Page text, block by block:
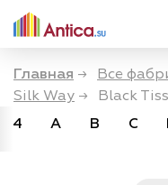
Главная → Все
Silk Way →
Black
4
A B C